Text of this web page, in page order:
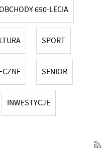
650-LECIA
SPORT
SENIOR
INWESTYCJE